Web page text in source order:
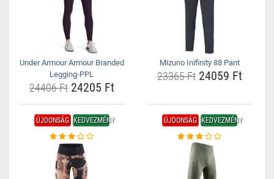
Under Armour Armour Branded
Legging-PPL
24406 Ft24205 Ft
Mizuno Inifinity 88 Pant
23365 Ft24059 Ft
ÚJDONSÁG KEDVEZMÉNY ÚJDONSÁG KEDVEZMÉNY